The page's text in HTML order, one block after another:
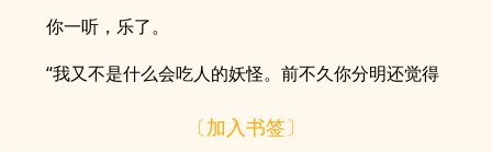
你一听，乐了。
“我又不是什么会吃人的妖怪。前不久你分明还觉得
〔加入书签〕